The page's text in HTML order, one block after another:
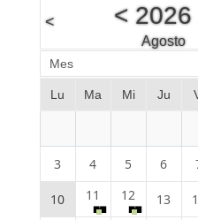
< <
Agosto
Mes
Lu Ma Mi Ju
3 4 5 6
10 11 12 13